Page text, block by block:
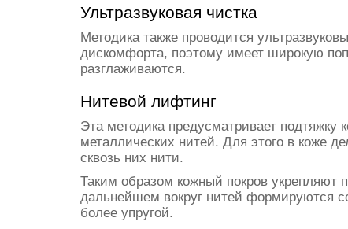
Ультразвуковая чистка
Методика также проводится
дискомфорта, поэтому имеет широкую
разглаживаются.
Нитевой лифтинг
Эта методика предусматривает
металлических нитей. Для этого в коже
сквозь них нити.
Таким образом кожный покров укрепляют
дальнейшем вокруг нитей формируются
более упругой.